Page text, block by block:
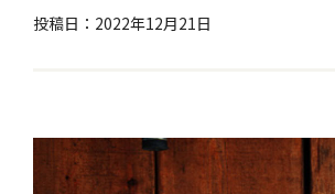
投稿日：2022年12月21日